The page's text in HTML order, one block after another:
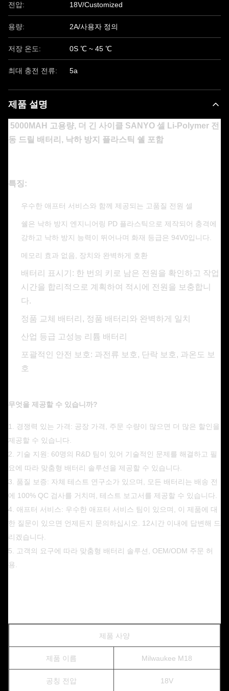
전압: 18V/Customized
용량: 2A/사용자 정의
저장 온도: 0S ℃ ~ 45 ℃
최대 충전 전류: 5a
제품 설명
5000MAH 고용량, 더 긴 사이클 SANYO 셀 Li-Polymer 전
동 드릴 배터리, 낙하 방지 플라스틱 쉘 포함
특징:
우수한 애프터 서비스와 함께 제공되는 고품질 전원 셀
쉘은 낙하 방지 엔지니어링 PD 플라스틱으로 제작되어 충격에
강하고 낙하 방지 능력이 뛰어나며 화재 등급은 94V0입니다.
메모리 효과 없음, 장치와 완벽하게 호환
배터리 표시기: 한 번의 키로 남은 전원을 확인하고 작업
시간을 합리적으로 계획하여 적시에 전원을 보충합니
다.
​​정품 교체 배터리, 정품 배터리와 완벽하게 일치
산업 등급 고성능 리튬 배터리
포괄적인 안전 보호: 과전류 보호, 단락 보호, 과온도 보
호
무엇을 제공할 수 있습니까?
1. 경쟁력 있는 가격: 공장 가격, 주문 수량이 많으면 더 많은 할인을
제공할 수 있습니다.
2. 기술 지원: 60명의 R&D 팀이 있어 기술적인 문제를 해결하고 필
요에 따라 맞춤형 배터리 솔루션을 제공할 수 있습니다.
3. 품질 보증: 자체 테스트 연구소가 있으며, 모든 배터리는 배송 전
에 100% QC 검사를 거치며, 테스트 보고서를 제공할 수 있습니다.
4. 애프터 서비스: 우수한 애프터 서비스 팀이 있으며, 이 제품에 대
한 질문이 있으면 언제든지 문의하십시오. 12시간 이내에 답변해 드
리겠습니다.
5. 고객의 요구에 따라 맞춤형 배터리 솔루션, OEM/ODM 주문 허
용.
제품 사양
제품 이름 Milwaukee M18
공칭 전압 18V